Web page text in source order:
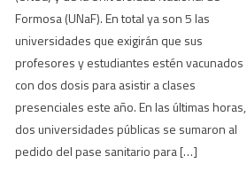
Formosa (UNaF). En total ya son 5 las
universidades que exigirán que sus
profesores y estudiantes estén vacunados
con dos dosis para asistir a clases
presenciales este año. En las últimas horas,
dos universidades públicas se sumaron al
pedido del pase sanitario para […]